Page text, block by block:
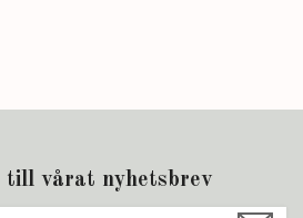
till vårat nyhetsbrev